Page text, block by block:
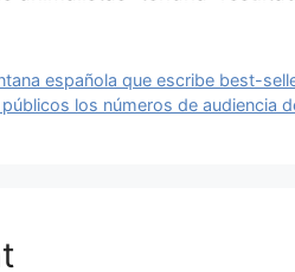
española que escribe best-
los números de audiencia